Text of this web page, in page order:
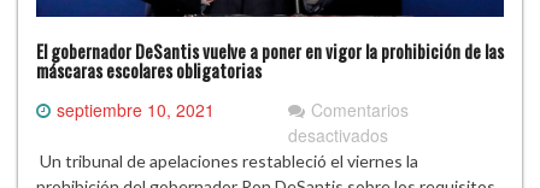
El gobernador DeSantis vuelve a poner en vigor la prohibición de las
máscaras escolares obligatorias
septiembre 10, 2021
Comentarios
desactivadosen
El
Un tribunal de apelaciones restableció el viernes la